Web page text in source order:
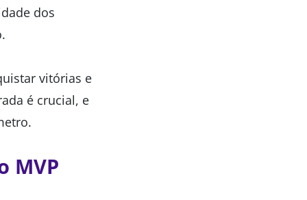
dos
vitórias e
é crucial, e
MVP